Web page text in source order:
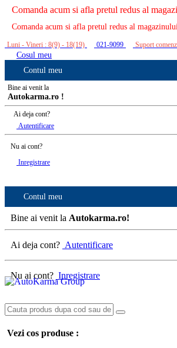
Comanda acum si afla pretul redus al
Comanda acum si afla pretul redus al
Luni - Vineri : 8(9) - 18(19) 021-9099 Suport
Cosul meu
Contul meu
Bine ai venit la
Autokarma.ro !
Ai deja cont?
Autentificare
Nu ai cont?
Inregistrare
Contul meu
Bine ai venit la Autokarma.ro!
Ai deja cont? Autentificare
Nu ai cont? Inregistrare
Vezi cos produse :